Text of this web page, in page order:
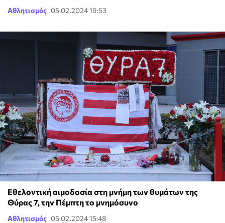
Αθλητισμός 05.02.2024 19:53
Εθελοντική αιμοδοσία στη μνήμη των θυμάτων της
Θύρας 7, την Πέμπτη το μνημόσυνο
Αθλητισμός 05.02.2024 15:48